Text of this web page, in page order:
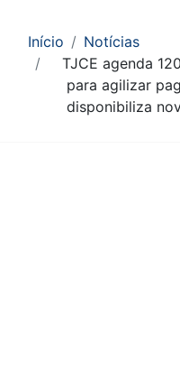
Início
Notícias
TJCE agenda
para agilizar
disponibiliza